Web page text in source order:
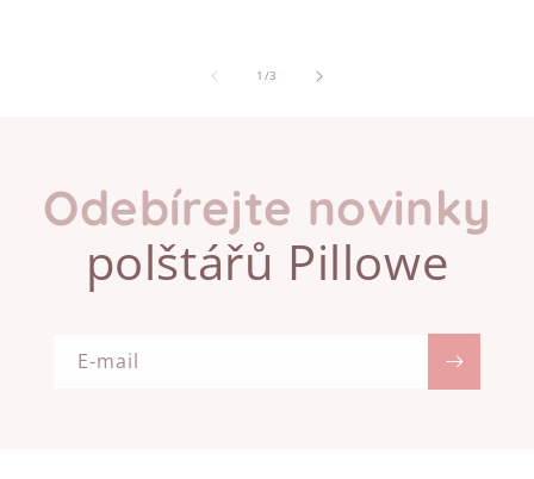
1 /z3
Odebírejte novinky
polštářů Pillowe
E-mail